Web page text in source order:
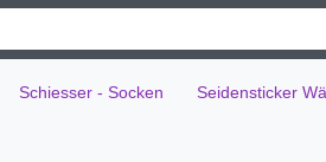
Schiesser - Socken Seidensticker